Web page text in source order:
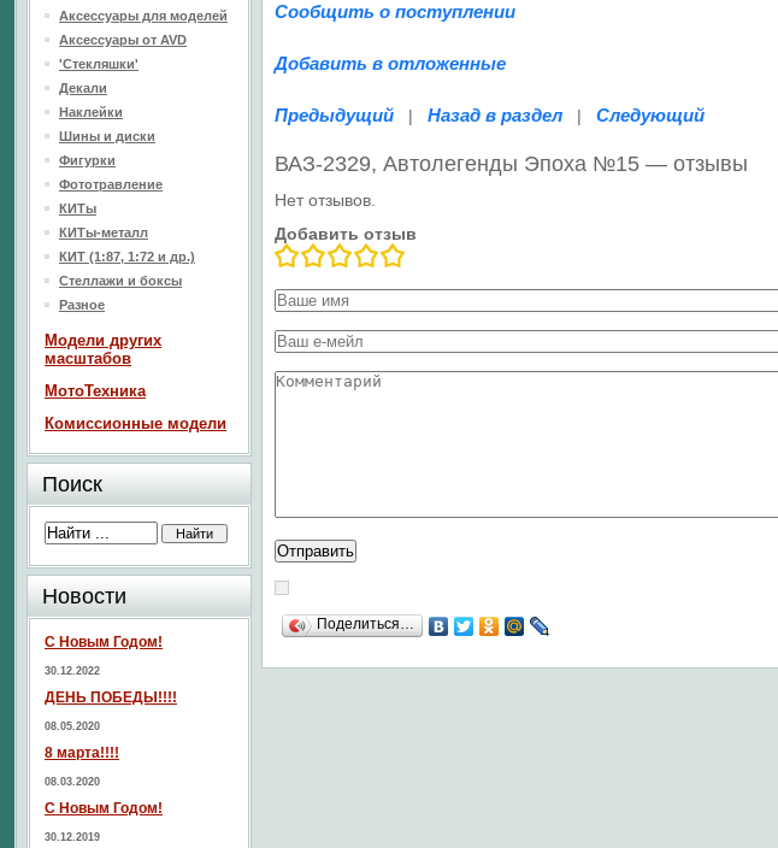
Сообщить о поступлении
Добавить в отложенные
Предыдущий | Назад в раздел | Следующий
ВАЗ-2329, Автолегенды Эпоха №15 — отзывы
Нет отзывов.
Добавить отзыв
Поделиться…
Аксессуары для моделей
Аксессуары от AVD
'Стекляшки'
Декали
Наклейки
Шины и диски
Фигурки
Фототравление
КИТы
КИТы-металл
КИТ (1:87, 1:72 и др.)
Стеллажи и боксы
Разное
Модели других
масштабов
МотоТехника
Комиссионные модели
Поиск
Новости
С Новым Годом!
30.12.2022
ДЕНЬ ПОБЕДЫ!!!!
08.05.2020
8 марта!!!!
08.03.2020
С Новым Годом!
30.12.2019